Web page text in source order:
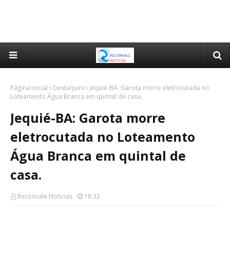
Página inicial Destaques
Jequié-BA: Garota morre eletrocutada no
Loteamento Água Branca em quintal de casa.
Jequié-BA: Garota morre
eletrocutada no Loteamento
Água Branca em quintal de
casa.
Reconvale Noticias 18:32